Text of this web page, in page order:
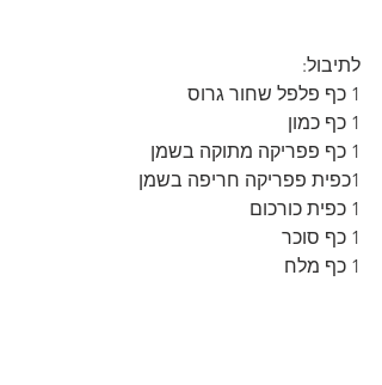
לתיבול:
1 כף פלפל שחור גרוס
1 כף כמון
1 כף פפריקה מתוקה בשמן
1כפית פפריקה חריפה בשמן
1 כפית כורכום
1 כף סוכר
1 כף מלח